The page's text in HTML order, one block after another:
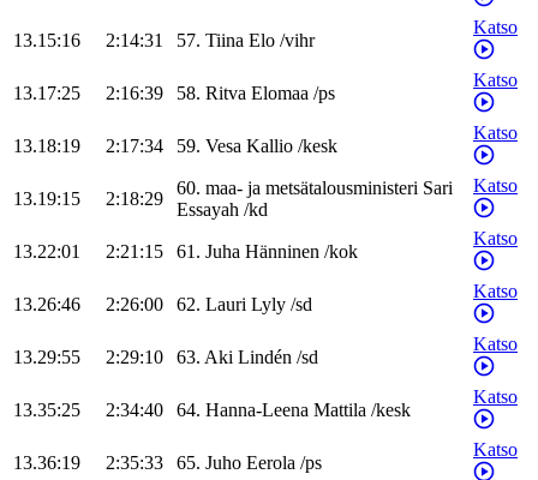
13.15:16 2:14:31 57. Tiina Elo /vihr
Katso
13.17:25 2:16:39 58. Ritva Elomaa /ps
Katso
13.18:19 2:17:34 59. Vesa Kallio /kesk
Katso
13.19:15 2:18:29
60. maa- ja metsätalousministeri Sari
Essayah /kd
Katso
13.22:01 2:21:15 61. Juha Hänninen /kok
Katso
13.26:46 2:26:00 62. Lauri Lyly /sd
Katso
13.29:55 2:29:10 63. Aki Lindén /sd
Katso
13.35:25 2:34:40 64. Hanna-Leena Mattila /kesk
Katso
13.36:19 2:35:33 65. Juho Eerola /ps
Katso